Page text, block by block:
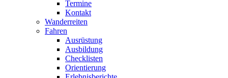
Termine
Kontakt
Wanderreiten
Fahren
Ausrüstung
Ausbildung
Checklisten
Orientierung